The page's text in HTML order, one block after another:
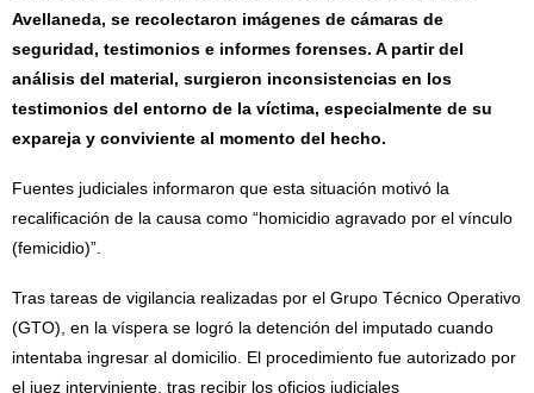
Avellaneda, se recolectaron imágenes de cámaras de
seguridad, testimonios e informes forenses. A partir del
análisis del material, surgieron inconsistencias en los
testimonios del entorno de la víctima, especialmente de su
expareja y conviviente al momento del hecho.
Fuentes judiciales informaron que esta situación motivó la
recalificación de la causa como “homicidio agravado por el vínculo
(femicidio)”.
Tras tareas de vigilancia realizadas por el Grupo Técnico Operativo
(GTO), en la víspera se logró la detención del imputado cuando
intentaba ingresar al domicilio. El procedimiento fue autorizado por
el juez interviniente, tras recibir los oficios judiciales